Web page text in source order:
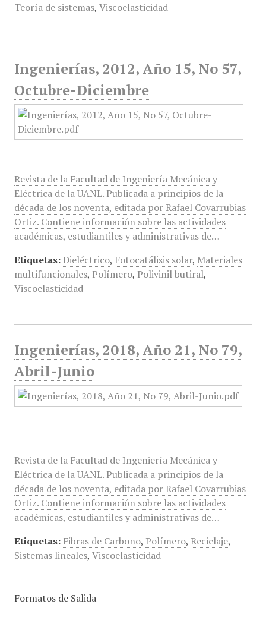
Teoría de sistemas, Viscoelasticidad
Ingenierías, 2012, Año 15, No 57,
Octubre-Diciembre
Revista de la Facultad de Ingeniería Mecánica y
Eléctrica de la UANL. Publicada a principios de la
década de los noventa, editada por Rafael Covarrubias
Ortiz. Contiene información sobre las actividades
académicas, estudiantiles y administrativas de…
Etiquetas: Dieléctrico, Fotocatálisis solar, Materiales
multifuncionales, Polímero, Polivinil butiral,
Viscoelasticidad
Ingenierías, 2018, Año 21, No 79,
Abril-Junio
Revista de la Facultad de Ingeniería Mecánica y
Eléctrica de la UANL. Publicada a principios de la
década de los noventa, editada por Rafael Covarrubias
Ortiz. Contiene información sobre las actividades
académicas, estudiantiles y administrativas de…
Etiquetas: Fibras de Carbono, Polímero, Reciclaje,
Sistemas lineales, Viscoelasticidad
Formatos de Salida